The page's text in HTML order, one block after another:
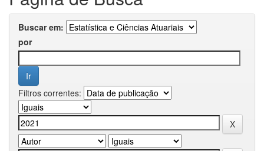
Buscar em:
por
Filtros correntes: